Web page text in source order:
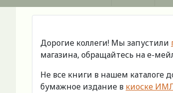
Дорогие коллеги! Мы запустили
магазина, обращайтесь на е-
Не все книги в нашем каталоге
бумажное издание в киоске